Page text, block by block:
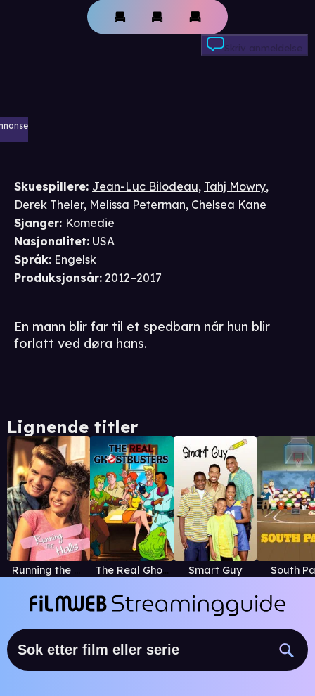
Skriv anmeldelse
Skuespillere: Jean-Luc Bilodeau, Tahj Mowry,
Derek Theler, Melissa Peterman, Chelsea Kane
Sjanger: Komedie
Nasjonalitet: USA
Språk: Engelsk
Produksjonsår: 2012–2017
En mann blir far til et spedbarn når hun blir
forlatt ved døra hans.
Lignende titler
Running the Halls The Real Ghostbusters Smart Guy South